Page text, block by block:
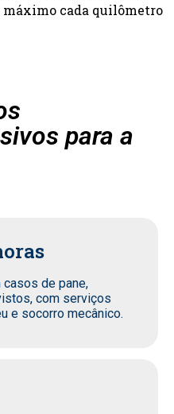
cada quilômetro
para a
de pane,
com serviços
e socorro mecânico.